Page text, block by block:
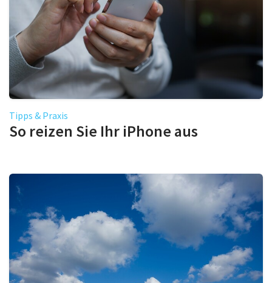
Tipps & Praxis
So reizen Sie Ihr iPhone aus